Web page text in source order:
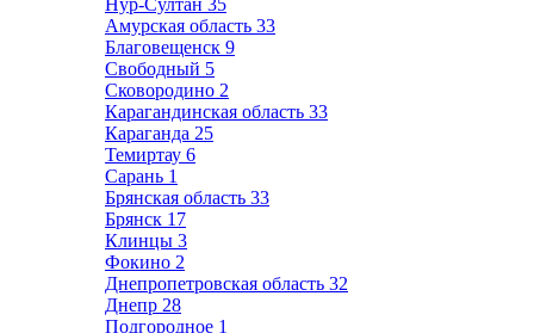
Нур-Султан 35
Амурская область 33
Благовещенск 9
Свободный 5
Сковородино 2
Карагандинская область 33
Караганда 25
Темиртау 6
Сарань 1
Брянская область 33
Брянск 17
Клинцы 3
Фокино 2
Днепропетровская область 32
Днепр 28
Подгородное 1